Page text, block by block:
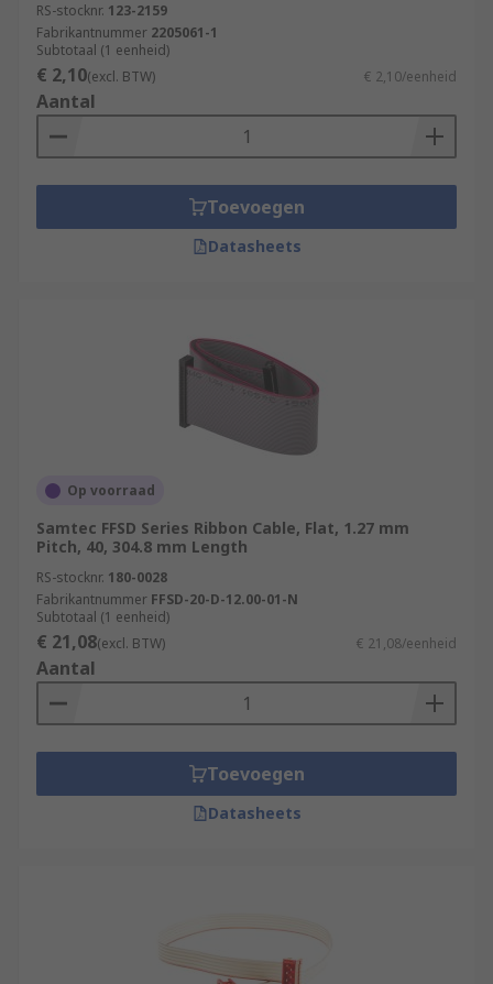
RS-stocknr. 123-2159
Fabrikantnummer 2205061-1
Subtotaal (1 eenheid)
€ 2,10(excl. BTW) € 2,10/eenheid
Aantal
Toevoegen
Datasheets
Op voorraad
Samtec FFSD Series Ribbon Cable, Flat, 1.27 mm
Pitch, 40, 304.8 mm Length
RS-stocknr. 180-0028
Fabrikantnummer FFSD-20-D-12.00-01-N
Subtotaal (1 eenheid)
€ 21,08(excl. BTW) € 21,08/eenheid
Aantal
Toevoegen
Datasheets